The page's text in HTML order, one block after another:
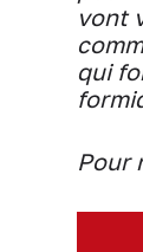
vont
qui
Pour